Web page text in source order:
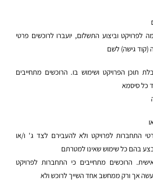
לפרויקט וביצוע התשלום, יועברו לרוכשים פרטי
(קוד גישה) לשם
תוכן הפרויקט ושימוש בו. הרוכשים מתחייבים
כל סיסמא
התחברות לפרויקט ולא להעבירם לצד ג' ו/או
בהם כל שימוש שאינו למטרתם
הרוכשים מתחייבים כי התחברות לפרויקט
אך ורק ממחשב אחד השייך לרוכש ולא